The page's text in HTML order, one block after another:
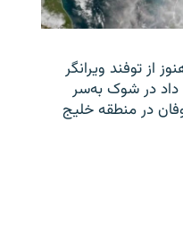
از توفند ویرانگر
در شوک به‌سر
در منطقه خلیج